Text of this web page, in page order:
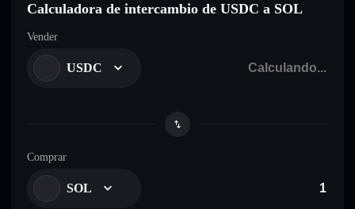
Calculadora de intercambio de USDC a SOL
Vender
USDC
Comprar
SOL